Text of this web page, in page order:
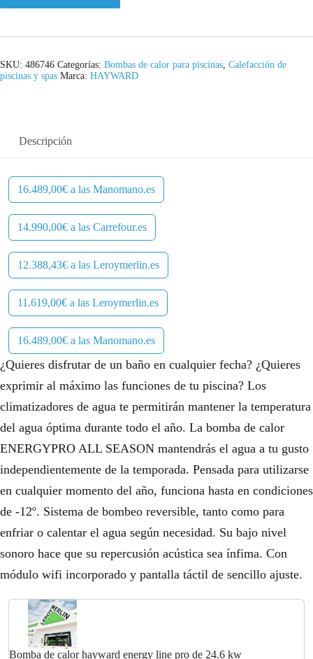
SKU: 486746 Categorías: Bombas de calor para piscinas, Calefacción de
piscinas y spas Marca: HAYWARD
Descripción
16.489,00€ a las Manomano.es
14.990,00€ a las Carrefour.es
12.388,43€ a las Leroymerlin.es
11.619,00€ a las Leroymerlin.es
16.489,00€ a las Manomano.es
¿Quieres disfrutar de un baño en cualquier fecha? ¿Quieres
exprimir al máximo las funciones de tu piscina? Los
climatizadores de agua te permitirán mantener la temperatura
del agua óptima durante todo el año. La bomba de calor
ENERGYPRO ALL SEASON mantendrás el agua a tu gusto
independientemente de la temporada. Pensada para utilizarse
en cualquier momento del año, funciona hasta en condiciones
de -12º. Sistema de bombeo reversible, tanto como para
enfriar o calentar el agua según necesidad. Su bajo nivel
sonoro hace que su repercusión acústica sea ínfima. Con
módulo wifi incorporado y pantalla táctil de sencillo ajuste.
Bomba de calor hayward energy line pro de 24.6 kw